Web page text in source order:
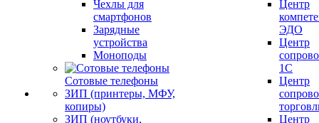
Чехлы для
смартфонов
Зарядные
устройства
Моноподы
Сотовые телефоны
ЗИП (принтеры, МФУ,
копиры)
ЗИП (ноутбуки,
Центр
ЭДО
Центр
1С
Центр
Центр